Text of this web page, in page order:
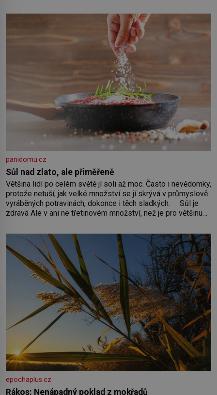
panidomu.cz
Sůl nad zlato, ale přiměřeně
Většina lidí po celém světě jí soli až moc. Často i nevědomky,
protože netuší, jak velké množství se jí skrývá v průmyslově
vyráběných potravinách, dokonce i těch sladkých. Sůl je
zdravá Ale v ani ne třetinovém množství, než je pro většinu
zásadní pro správné hospodaření
epochaplus.cz
Rákos: Nenápadný poklad z mokřadů